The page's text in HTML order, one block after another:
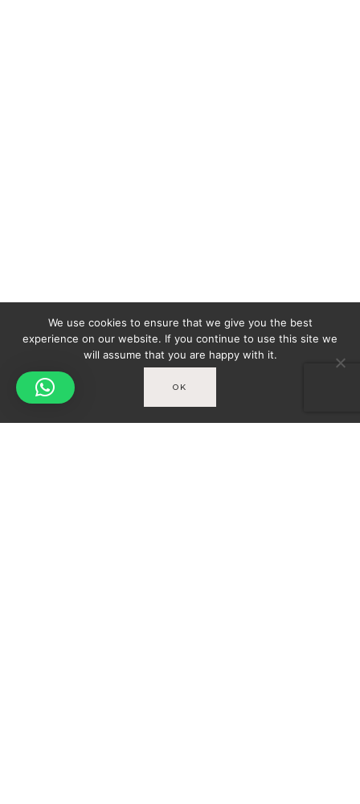
We use cookies to ensure that we give you the best
experience on our website. If you continue to use this site we
will assume that you are happy with it.
OK